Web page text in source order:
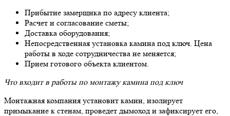
Прибытие замерщика по адресу клиента;
Расчет и согласование сметы;
Доставка оборудования;
Непосредственная установка камина под ключ. Цена
работы в ходе сотрудничества не меняется;
Прием готового объекта клиентом.
Что входит в работы по монтажу камина под ключ
Монтажная компания установит камин, изолирует
примыкание к стенам, проведет дымоход и зафиксирует его,